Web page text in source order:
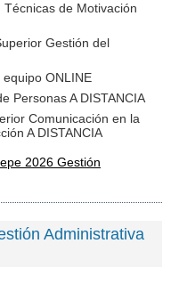
de Motivación
Gestión del
ONLINE
Personas A DISTANCIA
Comunicación en la
A DISTANCIA
2026 Gestión
Administrativa